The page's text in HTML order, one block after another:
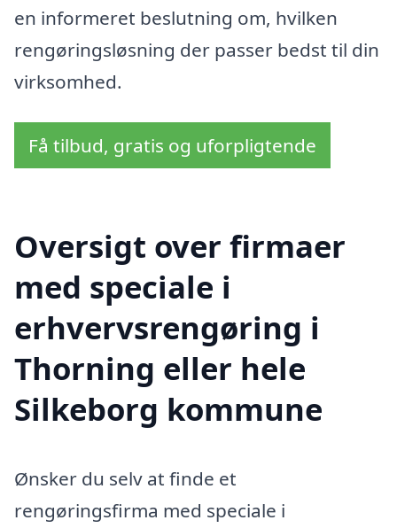
en informeret beslutning om, hvilken
rengøringsløsning der passer bedst til din
virksomhed.
Få tilbud, gratis og uforpligtende
Oversigt over firmaer
med speciale i
erhvervsrengøring i
Thorning eller hele
Silkeborg kommune
Ønsker du selv at finde et
rengøringsfirma med speciale i